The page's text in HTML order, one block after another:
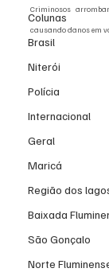
Colunas
Brasil
Niterói
Polícia
Internacional
Geral
Maricá
Região dos
Baixada
São Gonçalo
Norte
Criminosos
causando danos em